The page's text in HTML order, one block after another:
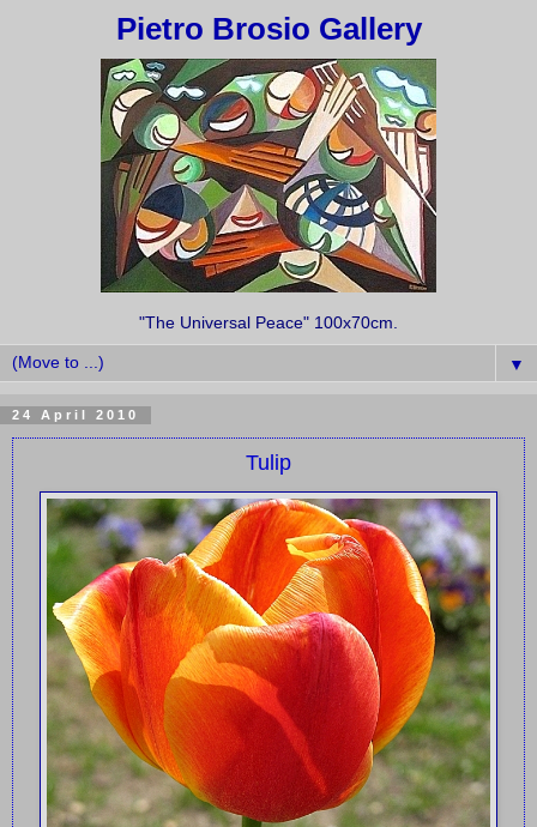
Pietro Brosio Gallery
"The Universal Peace" 100x70cm.
▼
24 April 2010
Tulip